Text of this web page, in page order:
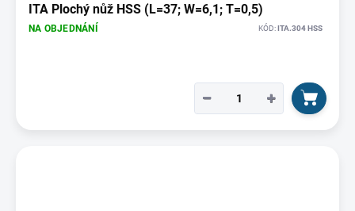
ITA Plochý nůž HSS (L=37; W=6,1; T=0,5)
NA OBJEDNÁNÍ KÓD:ITA.304 HSS
+
−